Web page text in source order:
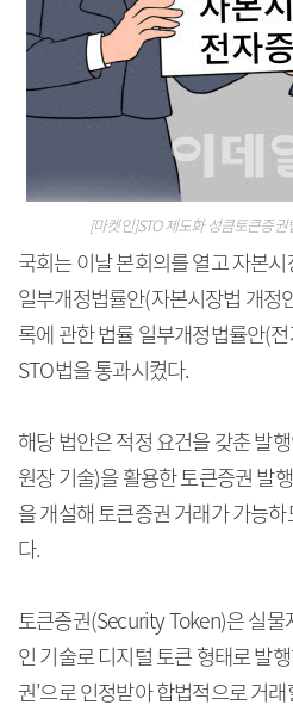
[마켓인]STO 제도화 성큼토큰증
국회는 이날 본회의를 열고 자본
일부개정법률안(자본시장법 개정
록에 관한 법률 일부개정법률안(
STO법을 통과시켰다.
해당 법안은 적정 요건을 갖춘 발
원장 기술)을 활용한 토큰증권 발
을 개설해 토큰증권 거래가 가능
다.
토큰증권(Security Token)은 실
인 기술로 디지털 토큰 형태로 발
권’으로 인정받아 합법적으로 거